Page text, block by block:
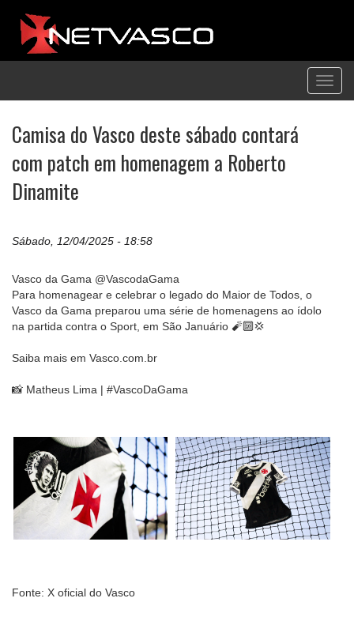
Camisa do Vasco deste sábado contará
com patch em homenagem a Roberto
Dinamite
Sábado, 12/04/2025 - 18:58
Vasco da Gama @VascodaGama
Para homenagear e celebrar o legado do Maior de Todos, o
Vasco da Gama preparou uma série de homenagens ao ídolo
na partida contra o Sport, em São Januário 🧨🔟💢
Saiba mais em Vasco.com.br
📸 Matheus Lima | #VascoDaGama
Fonte: X oficial do Vasco